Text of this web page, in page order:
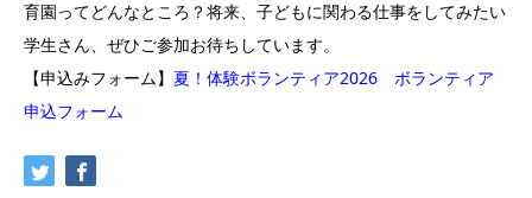
育園ってどんなところ？将来、子どもに関わる仕事をしてみたい
学生さん、ぜひご参加お待ちしています。
【申込みフォーム】 夏！体験ボランティア2026 ボランティア
申込フォーム